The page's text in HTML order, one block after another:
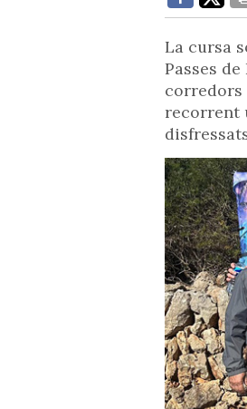
La cursa
Passes
corredors
recorrent